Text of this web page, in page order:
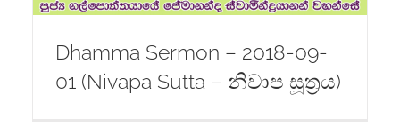
Dhamma Sermon – 2018-09-
01 (Nivapa Sutta – නිවාප සූත්‍රය)